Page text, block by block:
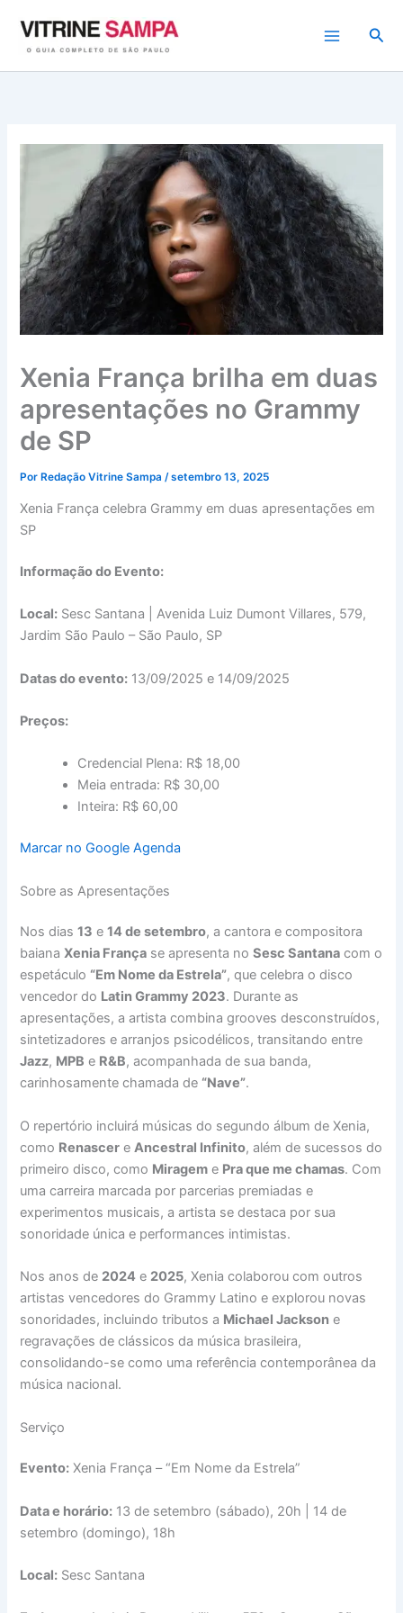
para
conteúdo
Xenia França brilha em duas
apresentações no Grammy
de SP
PorRedação Vitrine Sampa /setembro 13, 2025
Xenia França celebra Grammy em duas apresentações em
SP
Informação do Evento:
Local: Sesc Santana | Avenida Luiz Dumont Villares, 579,
Jardim São Paulo – São Paulo, SP
Datas do evento: 13/09/2025 e 14/09/2025
Preços:
Credencial Plena: R$ 18,00
Meia entrada: R$ 30,00
Inteira: R$ 60,00
Marcar no Google Agenda
Sobre as Apresentações
Nos dias13 e14 de setembro, a cantora e compositora
baianaXenia França se apresenta noSesc Santana com o
espetáculo “Em Nome da Estrela”, que celebra o disco
vencedor do Latin Grammy 2023. Durante as
apresentações, a artista combina grooves desconstruídos,
sintetizadores e arranjos psicodélicos, transitando entre
Jazz, MPB e R&B, acompanhada de sua banda,
carinhosamente chamada de “Nave”.
O repertório incluirá músicas do segundo álbum de Xenia,
como Renascer eAncestral Infinito, além de sucessos do
primeiro disco, como Miragem e Pra que me chamas. Com
uma carreira marcada por parcerias premiadas e
experimentos musicais, a artista se destaca por sua
sonoridade única e performances intimistas.
Nos anos de 2024 e 2025, Xenia colaborou com outros
artistas vencedores do Grammy Latino e explorou novas
sonoridades, incluindo tributos a Michael Jackson e
regravações de clássicos da música brasileira,
consolidando-se como uma referência contemporânea da
música nacional.
Serviço
Evento: Xenia França – “Em Nome da Estrela”
Data e horário: 13 de setembro (sábado), 20h | 14 de
setembro (domingo), 18h
Local: Sesc Santana